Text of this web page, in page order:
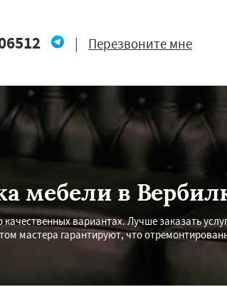
| Перезвоните мне
мебели в
вариантах. Лучше заказать
мастера гарантируют, что